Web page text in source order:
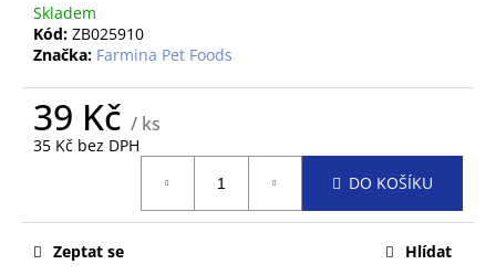
Skladem
Kód: ZB025910
Značka: Farmina Pet Foods
39 Kč / ks
35 Kč bez DPH
DO KOŠÍKU
Zeptat se Hlídat
o
p
o
č
u